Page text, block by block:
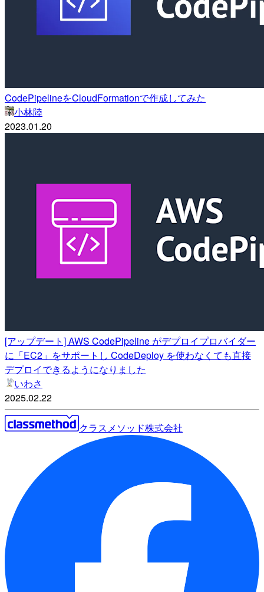
CodePipelineをCloudFormationで作成してみた
小林陸
2023.01.20
[アップデート] AWS CodePipeline がデプロイプロバイダー
に「EC2」をサポートし CodeDeploy を使わなくても直接
デプロイできるようになりました
いわさ
2025.02.22
クラスメソッド株式会社